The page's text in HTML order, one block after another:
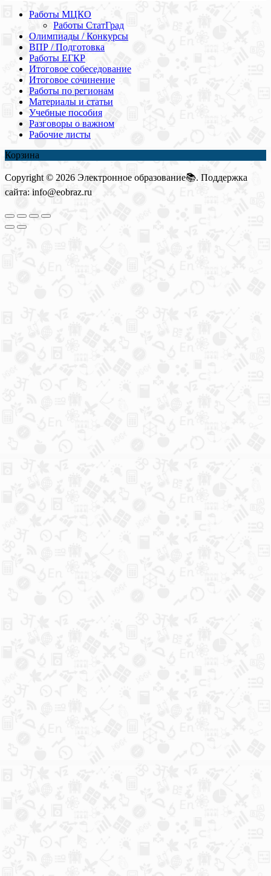
Работы МЦКО
Работы СтатГрад
Олимпиады / Конкурсы
ВПР / Подготовка
Работы ЕГКР
Итоговое собеседование
Итоговое сочинение
Работы по регионам
Материалы и статьи
Учебные пособия
Разговоры о важном
Рабочие листы
Корзина
Copyright © 2026 Электронное образование📚. Поддержка
сайта: info@eobraz.ru